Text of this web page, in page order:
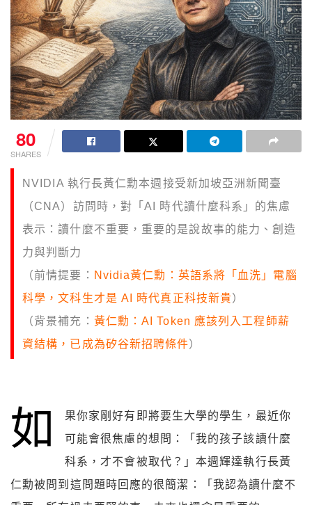
80
SHARES
NVIDIA 執行長黃仁勳本週接受新加坡亞洲新聞臺
（CNA）訪問時，對「AI 時代讀什麼科系」的焦慮
表示：讀什麼不重要，重要的是說故事的能力、創造
力與判斷力
（前情提要： Nvidia黃仁勳：英語系將「血洗」電腦
科學，文科生才是 AI 時代真正科技新貴）
（背景補充： 黃仁勳：AI Token 應該列入工程師薪
資結構，已成為矽谷新招聘條件）
如
果你家剛好有即將要生大學的學生，最近你
可能會很焦慮的想問：「我的孩子該讀什麼
科系，才不會被取代？」本週輝達執行長黃
仁勳被問到這問題時回應的很簡潔：「我認為讀什麼不